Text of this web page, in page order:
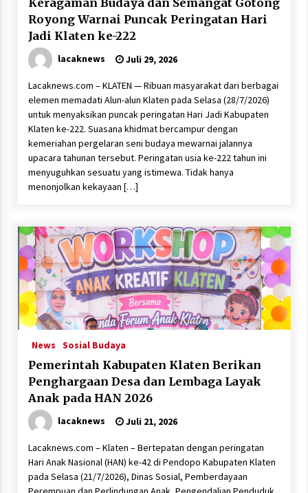
Keragaman Budaya dan Semangat Gotong
Royong Warnai Puncak Peringatan Hari
Jadi Klaten ke-222
lacaknews Juli 29, 2026
Lacaknews.com – KLATEN — Ribuan masyarakat dari berbagai
elemen memadati Alun-alun Klaten pada Selasa (28/7/2026)
untuk menyaksikan puncak peringatan Hari Jadi Kabupaten
Klaten ke-222. Suasana khidmat bercampur dengan
kemeriahan pergelaran seni budaya mewarnai jalannya
upacara tahunan tersebut. Peringatan usia ke-222 tahun ini
menyuguhkan sesuatu yang istimewa. Tidak hanya
menonjolkan kekayaan […]
News Sosial Budaya
Pemerintah Kabupaten Klaten Berikan
Penghargaan Desa dan Lembaga Layak
Anak pada HAN 2026
lacaknews Juli 21, 2026
Lacaknews.com – Klaten – Bertepatan dengan peringatan
Hari Anak Nasional (HAN) ke-42 di Pendopo Kabupaten Klaten
pada Selasa (21/7/2026), Dinas Sosial, Pemberdayaan